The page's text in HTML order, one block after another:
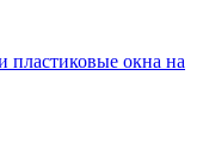
пластиковые окна на